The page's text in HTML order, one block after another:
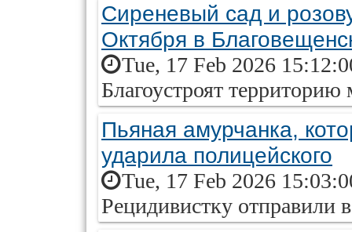
Сиреневый сад и
Октября в
Tue, 17 Feb 2026
Благоустроят
Пьяная амурчанка,
ударила полицейского
Tue, 17 Feb 2026
Рецидивистку отправили